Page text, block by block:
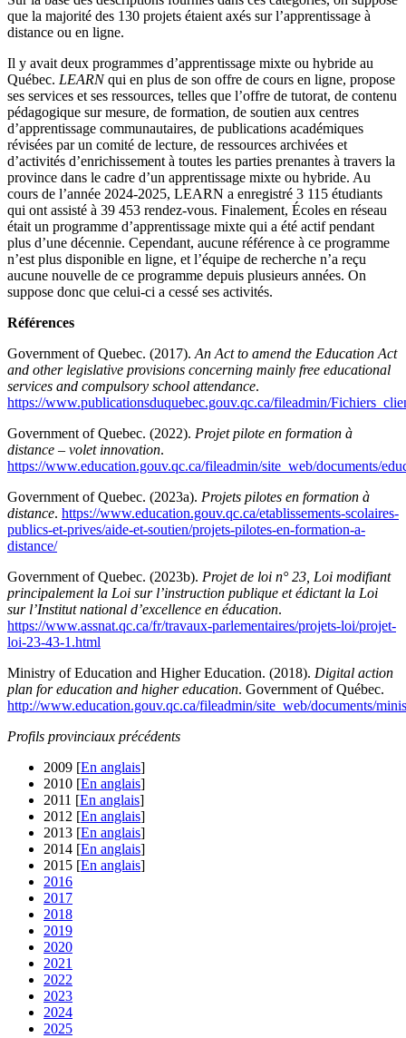
que la majorité des 130 projets étaient axés sur l’apprentissage à
distance ou en ligne.
Il y avait deux programmes d’apprentissage mixte ou hybride au
Québec. LEARNqui en plus de son offre de cours en ligne, propose
ses services et ses ressources, telles que l’offre de tutorat, de contenu
pédagogique sur mesure, de formation, de soutien aux centres
d’apprentissage communautaires, de publications académiques
révisées par un comité de lecture, de ressources archivées et
d’activités d’enrichissement à toutes les parties prenantes à travers la
province dans le cadre d’un apprentissage mixte ou hybride. Au
cours de l’année 2024-2025, LEARN a enregistré 3 115 étudiants
qui ont assisté à 39 453 rendez-vous. Finalement, Écoles en réseau
était un programme d’apprentissage mixte qui a été actif pendant
plus d’une décennie. Cependant, aucune référence à ce programme
n’est plus disponible en ligne, et l’équipe de recherche n’a reçu
aucune nouvelle de ce programme depuis plusieurs années. On
suppose donc que celui-ci a cessé ses activités.
Références
Government of Quebec. (2017).An Act to amend the Education Act
and other legislative provisions concerning mainly free educational
services and compulsory school attendance.
https://www.publicationsduquebec.gouv.qc.ca/fileadmin/
Government of Quebec. (2022). Projet pilote en formation à
distance – volet innovation.
https://www.education.gouv.qc.ca/fileadmin/site_web/documents/
Government of Quebec. (2023a). Projets pilotes en formation à
distance. https://www.education.gouv.qc.ca/etablissements-scolaires-
publics-et-prives/aide-et-soutien/projets-pilotes-en-formation-a-
distance/
Government of Quebec. (2023b). Projet de loi n° 23, Loi modifiant
principalement la Loi sur l’instruction publique et édictant la Loi
sur l’Institut national d’excellence en éducation.
https://www.assnat.qc.ca/fr/travaux-parlementaires/projets-loi/projet-
loi-23-43-1.html
Ministry of Education and Higher Education. (2018). Digital action
plan for education and higher education. Government of Québec.
http://www.education.gouv.qc.ca/fileadmin/site_web/documents/
Profils provinciaux précédents
2009 [En anglais]
2010 [En anglais]
2011 [En anglais]
2012 [En anglais]
2013 [En anglais]
2014 [En anglais]
2015 [En anglais]
2016
2017
2018
2019
2020
2021
2022
2023
2024
2025